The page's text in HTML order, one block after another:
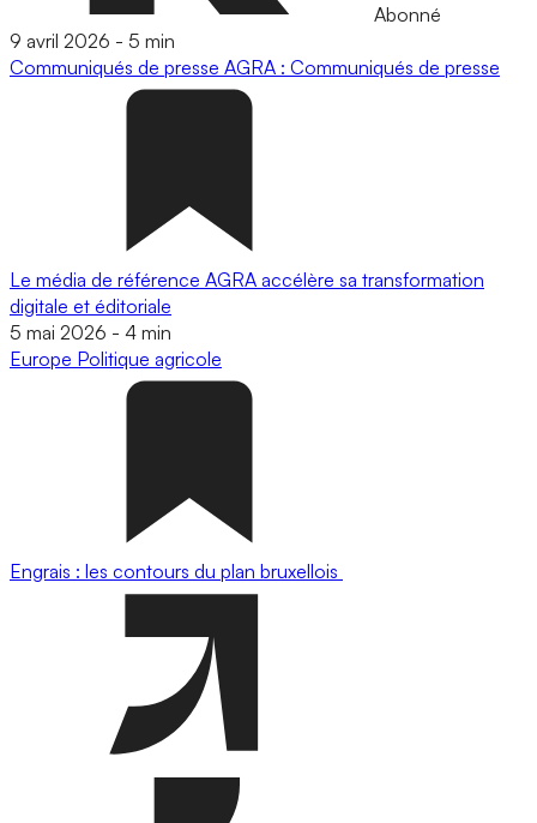
Abonné
9 avril 2026 - 5 min
Communiqués de presse AGRA : Communiqués de presse
Le média de référence AGRA accélère sa transformation
digitale et éditoriale
5 mai 2026 - 4 min
Europe Politique agricole
Engrais : les contours du plan bruxellois